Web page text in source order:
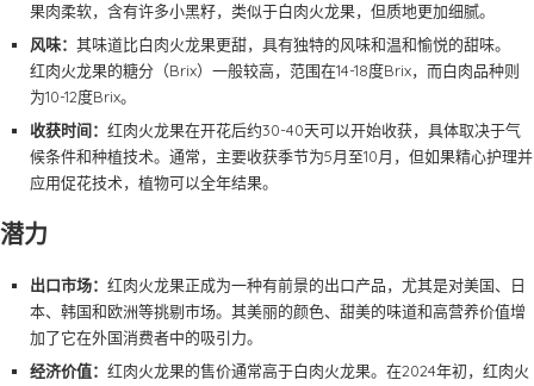
果肉柔软，含有许多小黑籽，类似于白肉火龙果，但质地更加细腻。
风味： 其味道比白肉火龙果更甜，具有独特的风味和温和愉悦的甜味。
红肉火龙果的糖分（Brix）一般较高，范围在14-18度Brix，而白肉品种则
为10-12度Brix。
收获时间： 红肉火龙果在开花后约30-40天可以开始收获，具体取决于气
候条件和种植技术。通常，主要收获季节为5月至10月，但如果精心护理并
应用促花技术，植物可以全年结果。
潜力
出口市场： 红肉火龙果正成为一种有前景的出口产品，尤其是对美国、日
本、韩国和欧洲等挑剔市场。其美丽的颜色、甜美的味道和高营养价值增
加了它在外国消费者中的吸引力。
经济价值： 红肉火龙果的售价通常高于白肉火龙果。在2024年初，红肉火